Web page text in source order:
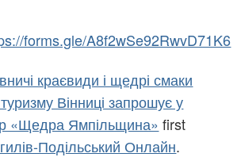
forms.gle/A8f2wSe92RwvD71K6
краєвиди і щедрі смаки
Вінниці запрошує у
«Щедра Ямпільщина» first
Подільський Онлайн.